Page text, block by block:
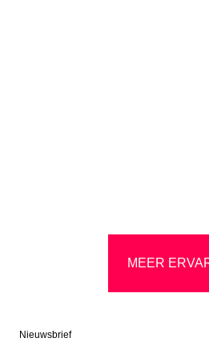
MEER
Nieuwsbrief